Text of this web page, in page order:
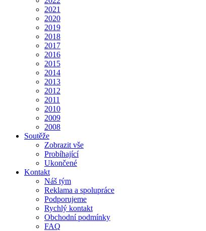
2021
2020
2019
2018
2017
2016
2015
2014
2013
2012
2011
2010
2009
2008
Soutěže
Zobrazit vše
Probíhající
Ukončené
Kontakt
Náš tým
Reklama a spolupráce
Podporujeme
Rychlý kontakt
Obchodní podmínky
FAQ